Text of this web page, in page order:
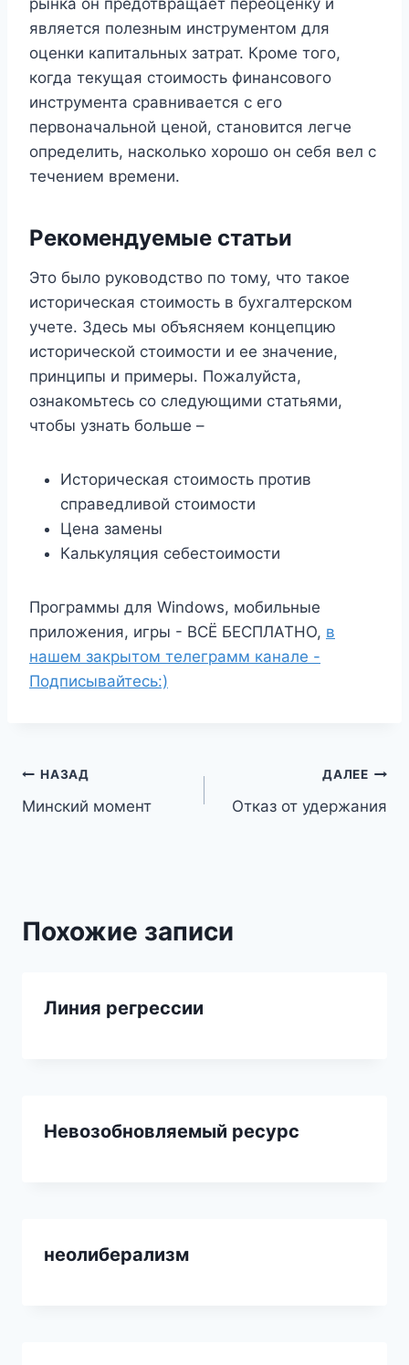
является полезным инструментом для
оценки капитальных затрат. Кроме того,
когда текущая стоимость финансового
инструмента сравнивается с его
первоначальной ценой, становится легче
определить, насколько хорошо он себя вел с
течением времени.
Рекомендуемые статьи
Это было руководство по тому, что такое
историческая стоимость в бухгалтерском
учете. Здесь мы объясняем концепцию
исторической стоимости и ее значение,
принципы и примеры. Пожалуйста,
ознакомьтесь со следующими статьями,
чтобы узнать больше –
Историческая стоимость против
справедливой стоимости
Цена замены
Калькуляция себестоимости
Программы для Windows, мобильные
приложения, игры - ВСЁ БЕСПЛАТНО, в
нашем закрытом телеграмм канале -
Подписывайтесь:)
Навигация
по
НАЗАД
Минский момент
ДАЛЕЕ
Отказ от удержания
Похожие записи
Линия регрессии
Невозобновляемый ресурс
неолиберализм